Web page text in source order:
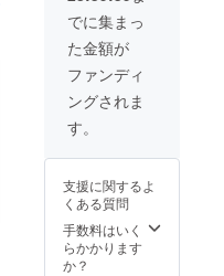
女性専
用ドミ
トリー
も選択
可能で
す。 ※
ラウド
ファン
ディン
グ終了
後〜無
期限 ※
す。 ※
女性専
用ドミ
トリー
も選択
可能で
間：ク
ラウド
ファン
ディン
グ終了
後〜無
約から
の宿泊
は不
可） ※
使用期
間：ク
ディン
グ終了
後〜無
期限 ※
現金へ
の換金
たは電
話にて
お願い
致しま
す。
（他社
らの予
受付で
きませ
んので
ご了承
くださ
ま
す。）
＊宿泊
券の有
効期限
なし
ゲスト
ハウス
のイチ
からの
作り方
・新規
金融関
師又は
お手伝
いしま
す。 ・
メンタ
でに集まっ
た金額が
ファンディ
ングされま
す。
支援に関するよ
くある質問
手数料はいく
らかかります
か？